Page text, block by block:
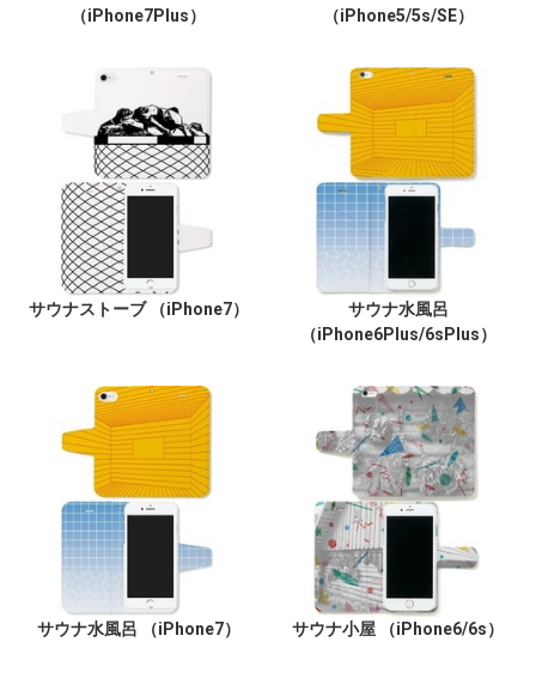
（iPhone7Plus）
（iPhone5/5s/SE）
サウナストーブ （iPhone7）
サウナ水風呂
（iPhone6Plus/6sPlus）
サウナ水風呂 （iPhone7） サウナ小屋 （iPhone6/6s）